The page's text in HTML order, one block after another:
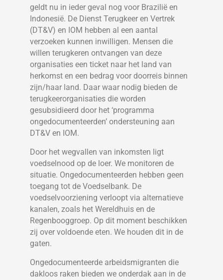
geldt nu in ieder geval nog voor Brazilië en
Indonesië. De Dienst Terugkeer en Vertrek
(DT&V) en IOM hebben al een aantal
verzoeken kunnen inwilligen. Mensen die
willen terugkeren ontvangen van deze
organisaties een ticket naar het land van
herkomst en een bedrag voor doorreis binnen
zijn/haar land. Daar waar nodig bieden de
terugkeerorganisaties die worden
gesubsidieerd door het ‘programma
ongedocumenteerden’ ondersteuning aan
DT&V en IOM.
Door het wegvallen van inkomsten ligt
voedselnood op de loer. We monitoren de
situatie. Ongedocumenteerden hebben geen
toegang tot de Voedselbank. De
voedselvoorziening verloopt via alternatieve
kanalen, zoals het Wereldhuis en de
Regenbooggroep. Op dit moment beschikken
zij over voldoende eten. We houden dit in de
gaten.
Ongedocumenteerde arbeidsmigranten die
dakloos raken bieden we onderdak aan in de